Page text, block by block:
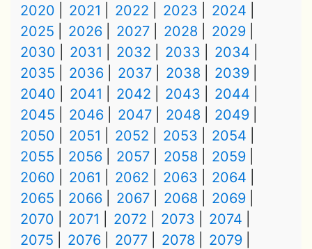
2020
2021 2022 2023
2024
2025
2026 2027 2028
2029
2030
2031 2032 2033
2034
2035
2036 2037 2038
2039
2040
2041 2042 2043
2044
2045
2046 2047 2048
2049
2050
2051 2052 2053
2054
2055
2056 2057 2058
2059
2060
2061 2062 2063
2064
2065
2066 2067 2068
2069
2070
2071 2072 2073
2074
2075
2076 2077 2078
2079